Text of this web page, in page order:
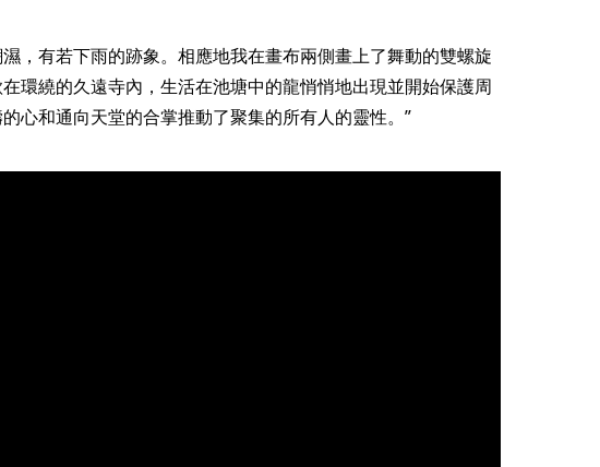
，有若下雨的跡象。相應地我在畫布兩側畫上了舞動的雙螺旋
環繞的久遠寺內，生活在池塘中的龍悄悄地出現並開始保護周
心和通向天堂的合掌推動了聚集的所有人的靈性。”